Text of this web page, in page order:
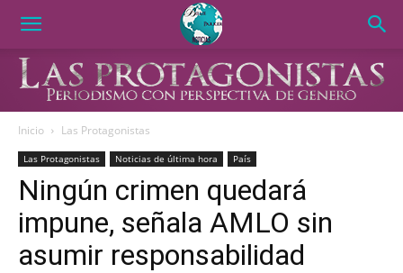
Inicio Las Protagonistas
Las Protagonistas Noticias de última hora País
Ningún crimen quedará
impune, señala AMLO sin
asumir responsabilidad